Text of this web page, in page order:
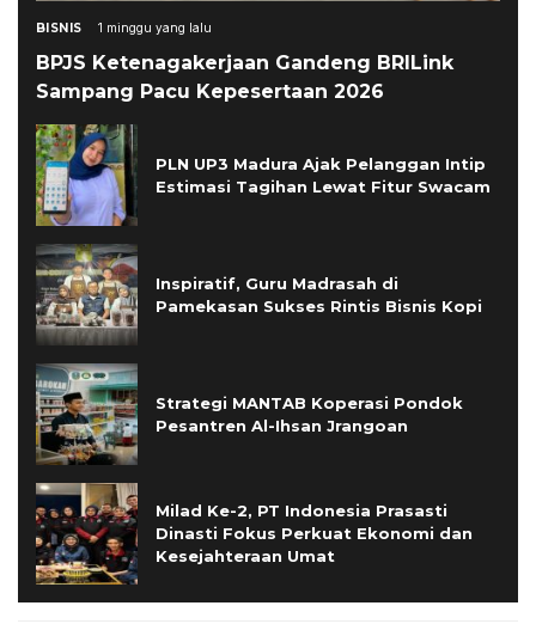
BISNIS 1 minggu yang lalu
BPJS Ketenagakerjaan Gandeng BRILink
Sampang Pacu Kepesertaan 2026
PLN UP3 Madura Ajak Pelanggan Intip
Estimasi Tagihan Lewat Fitur Swacam
Inspiratif, Guru Madrasah di
Pamekasan Sukses Rintis Bisnis Kopi
Strategi MANTAB Koperasi Pondok
Pesantren Al-Ihsan Jrangoan
Milad Ke-2, PT Indonesia Prasasti
Dinasti Fokus Perkuat Ekonomi dan
Kesejahteraan Umat